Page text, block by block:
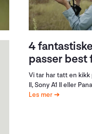
4
passer best
Vi tar har tatt en kikk
II, Sony A1 II eller
Les mer